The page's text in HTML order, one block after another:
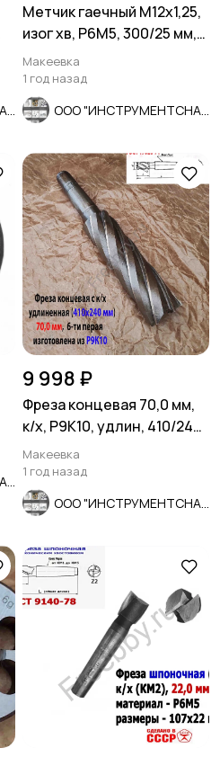
Метчик гаечный М12х1,25,
изог хв, Р6М5, 300/25 мм,
мелкий шаг, СССР.
Макеевка
1 год назад
9 998 ₽
Фреза концевая 70,0 мм,
к/х, Р9К10, удлин, 410/240
мм, Z6, КМ5, СССР.
Макеевка
1 год назад